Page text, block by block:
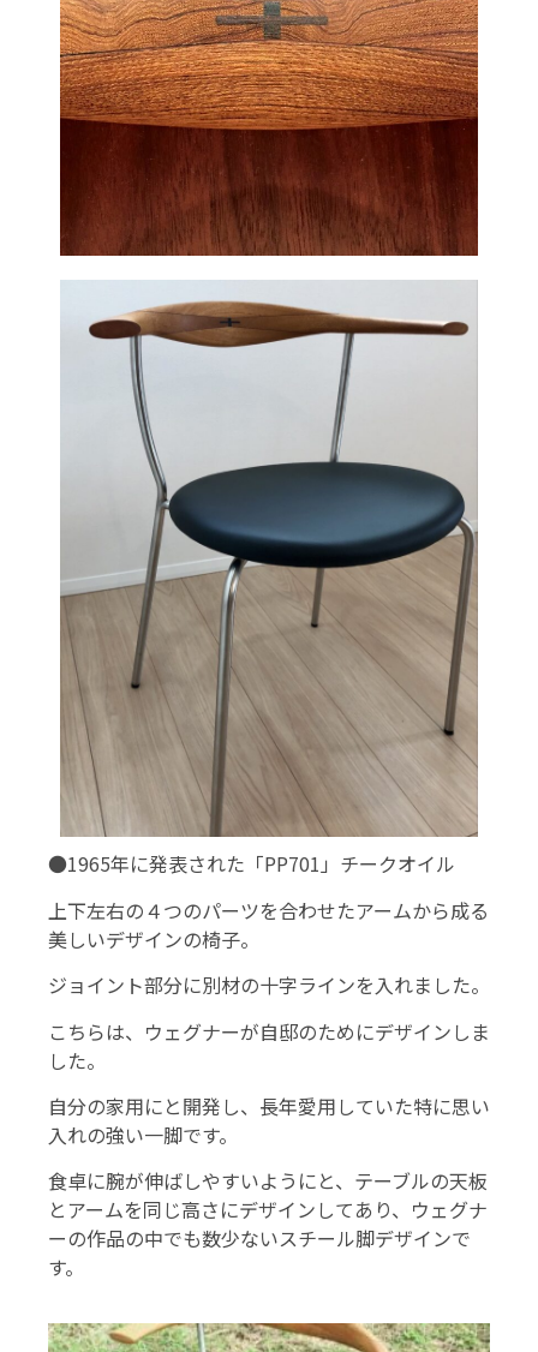
●1965年に発表された「PP701」チークオイル
上下左右の４つのパーツを合わせたアームから成る
美しいデザインの椅子。
ジョイント部分に別材の十字ラインを入れました。
こちらは、ウェグナーが自邸のためにデザインしま
した。
自分の家用にと開発し、長年愛用していた特に思い
入れの強い一脚です。
食卓に腕が伸ばしやすいようにと、テーブルの天板
とアームを同じ高さにデザインしてあり、ウェグナ
ーの作品の中でも数少ないスチール脚デザインで
す。